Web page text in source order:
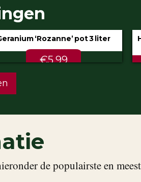
‘Incrediball’ of ‘Strong
€9.50 ipv €11.99
de populairste en